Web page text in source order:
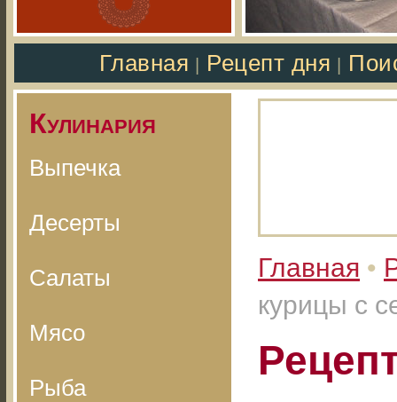
Главная Рецепт дня
Кулинария
Выпечка
Десерты
Салаты
Мясо
Рыба
Главная •
курицы с